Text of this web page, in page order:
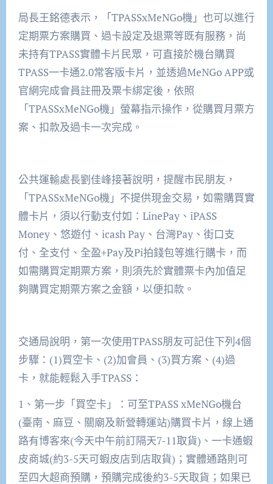
局長王銘德表示，「TPASSxMeNGo機」也可以進行
定期票方案購買、過卡設定及退票等既有服務，尚
未持有TPASS實體卡片民眾，可直接於機台購買
TPASS一卡通2.0常客版卡片，並透過MeNGo APP或
官網完成會員註冊及票卡綁定後，依照
「TPASSxMeNGo機」螢幕指示操作，從購買月票方
案、扣款及過卡一次完成。
公共運輸處長劉佳峰接著說明，提醒市民朋友，
「TPASSxMeNGo機」不提供現金交易，如需購買實
體卡片，須以行動支付如：LinePay、iPASS
Money、悠遊付、icash Pay、台灣Pay、街口支
付、全支付、全盈+Pay及Pi拍錢包等進行購卡，而
如需購買定期票方案，則須先於實體票卡內加值足
夠購買定期票方案之金額，以便扣款。
交通局說明，第一次使用TPASS朋友可記住下列4個
步驟：(1)買空卡、(2)加會員、(3)買方案、(4)過
卡，就能輕鬆入手TPASS：
1、第一步「買空卡」：可至TPASS xMeNGo機台
(臺南、麻豆、關廟及新營轉運站)購買卡片，線上通
路有博客來(今天中午前訂隔天7-11取貨)、一卡通蝦
皮商城(約3-5天可蝦皮店到店取貨)；實體通路則可
至四大超商預購，預購完成後約3-5天取貨；如果已